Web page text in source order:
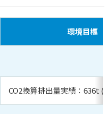
圧ダンパー他
パーティション
ユニット
環境目標
CO2換算排出量実績：636t (